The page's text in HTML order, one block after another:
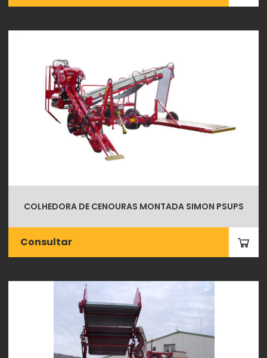
COLHEDORA DE CENOURAS MONTADA SIMON PSUPS
Consultar